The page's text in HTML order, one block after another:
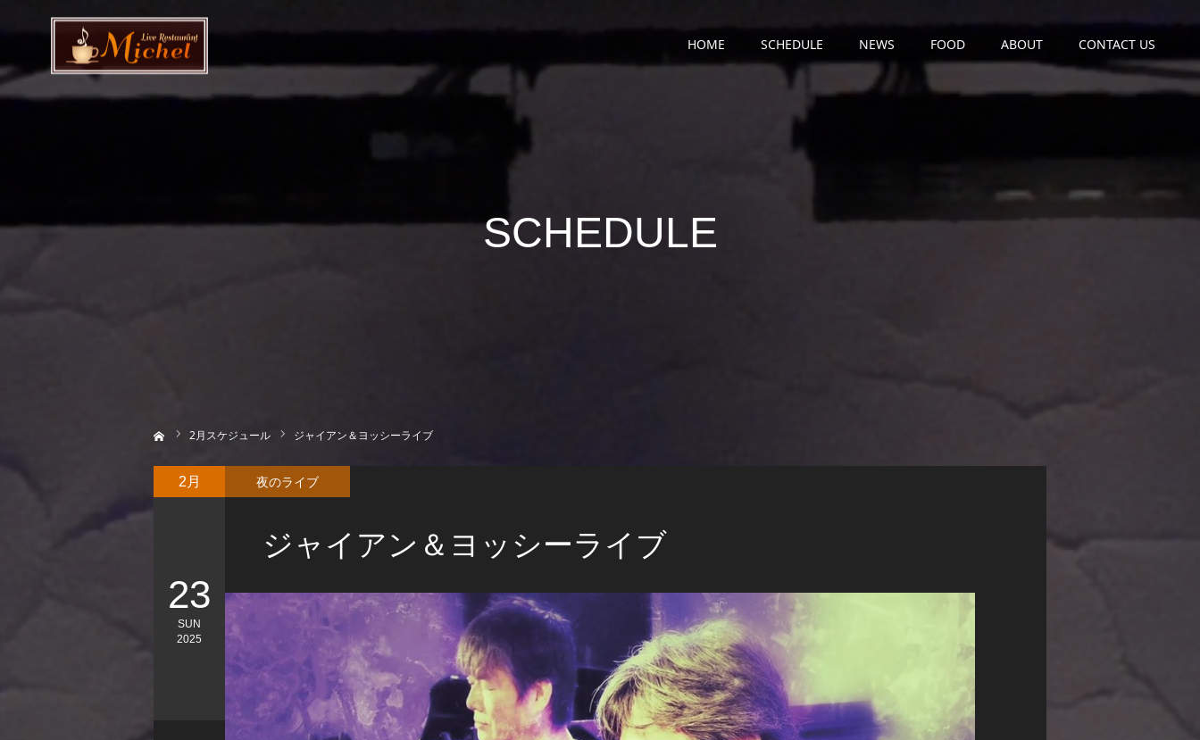
HOME SCHEDULE NEWS FOOD ABOUT CONTACT US
SCHEDULE
2月スケジュール ジャイアン＆ヨッシーライブ
ジャイアン＆ヨッシーライブ
2月
23
SUN
2025
夜のライブ